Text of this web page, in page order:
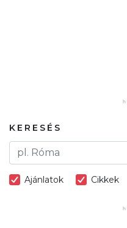
KERESÉS
Ajánlatok Cikkek